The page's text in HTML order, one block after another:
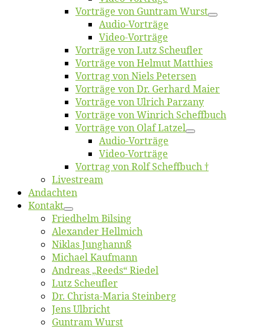
Vor­trä­ge von Gun­tram Wurst
Au­dio-Vor­trä­ge
Vi­deo-Vor­trä­ge
Vor­trä­ge von Lutz Scheufler
Vor­trä­ge von Hel­mut Matthies
Vor­trag von Niels Petersen
Vor­trä­ge von Dr. Ger­hard Maier
Vor­trä­ge von Ul­rich Parzany
Vor­trä­ge von Win­rich Scheffbuch
Vor­trä­ge von Olaf Latzel
Au­dio-Vor­trä­ge
Vi­deo-Vor­trä­ge
Vor­trag von Rolf Scheffbuch †
Live­stream
An­dach­ten
Kon­takt
Fried­helm Bilsing
Alex­an­der Hellmich
Ni­klas Junghannß
Mi­cha­el Kaufmann
An­dre­as „Reeds“ Riedel
Lutz Scheuf­ler
Dr. Chris­­ta-Ma­ria Steinberg
Jens Ulb­richt
Gun­tram Wurst